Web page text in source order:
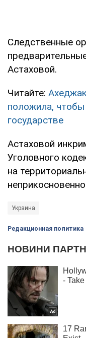
Следственные
Астаховой.
Читайте:
положила,
государстве
Астаховой
Уголовного
на
Украина
Редакционная политика